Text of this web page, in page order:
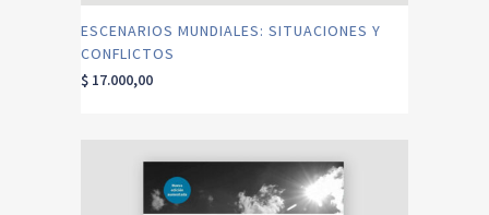
ESCENARIOS MUNDIALES: SITUACIONES Y
CONFLICTOS
$ 17.000,00